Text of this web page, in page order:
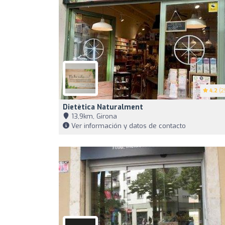
4.2
Dietètica Naturalment
13,9km, Girona
Ver información y datos de contacto